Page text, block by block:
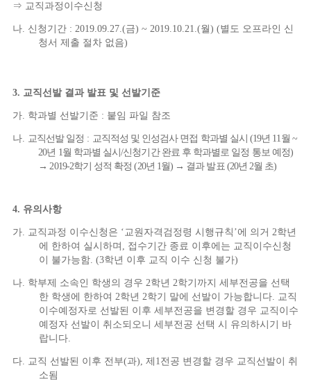
⇒ 교직과정이수신청
나. 신청기간 : 2019.09.27.(금) ~ 2019.10.21.(월) (별도 오프라인 신
청서 제출 절차 없음)
3. 교직선발 결과 발표 및 선발기준
가. 학과별 선발기준 : 붙임 파일 참조
나. 교직선발 일정 : 교직적성 및 인성검사 면접 학과별 실시(19년 11월 ~
20년 1월 학과별 실시/신청기간 완료 후 학과별로 일정 통보 예정)
→2019-2학기 성적 확정(20년 1월) → 결과 발표 (20년2월 초)
4. 유의사항
가. 교직과정 이수신청은 ‘교원자격검정령 시행규칙 ’에 의거 2학년
에 한하여 실시하며 , 접수기간 종료 이후에는 교직이수신청
이 불가능함. (3학년 이후 교직 이수 신청 불가)
나. 학부제 소속인 학생의 경우 2학년 2학기까지 세부전공을 선택
한 학생에 한하여 2학년 2학기 말에 선발이 가능합니다. 교직
이수예정자로 선발된 이후 세부전공을 변경할 경우 교직이수
예정자 선발이 취소되오니 세부전공 선택 시 유의하시기 바
랍니다.
다. 교직 선발된 이후 전부(과), 제 1전공 변경할 경우 교직선발이 취
소됨